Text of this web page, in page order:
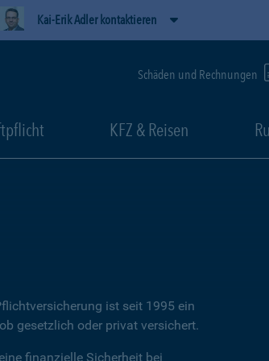
Kai-Erik Adler kontaktieren
Schäden und Rechnungen
KFZ & Reisen
ist seit 1995 ein
gesetzlich oder privat versichert.
finanzielle Sicherheit bei